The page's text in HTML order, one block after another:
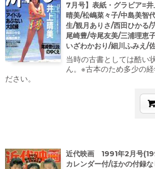
7月号】表紙・グラビア=井
晴美/松嶋菜々子/中島美智
生/観月ありさ/西田ひかる/
尾崎豊/寺尾友美/三浦理恵
いざわかおり/細川ふみえ/
当時の古書としては酷い
ん。※古本のため多少の
ださい。
近代映画 1991年2月号
カレンダー付/ほかの付録